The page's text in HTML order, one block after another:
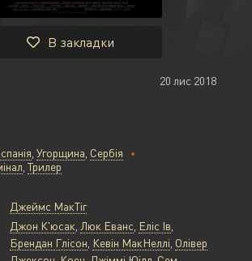
Або увійти через
В закладки
20 лис 2018
Іспанія Угорщина Сербія
Трилер
Джеймс МакТіг
Джон К'юсак Люк Еванс Еліс Ів
Брендан Глісон Кевін МакНеллі Олівер